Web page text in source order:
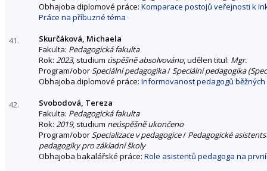
Obhajoba diplomové práce: Komparace postojů veřejnosti k
Práce na příbuzné téma
41.
Skurčáková, Michaela
Fakulta: Pedagogická fakulta
Rok: 2023, studium úspěšně absolvováno, udělen titul: Mgr.
Program/oborSpeciální pedagogika/Speciální pedagogika
Obhajoba diplomové práce: Informovanost pedagogů
42.
Svobodová, Tereza
Fakulta: Pedagogická fakulta
Rok: 2019, studium neúspěšně ukončeno
Program/oborSpecializace v pedagogice/ Pedagogické
pedagogiky pro základní školy
Obhajoba bakalářské práce: Role asistentů pedagoga na